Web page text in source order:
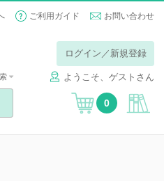
ご利用ガイド お問い合わせ
ログイン／新規登録
ようこそ、ゲストさん
0